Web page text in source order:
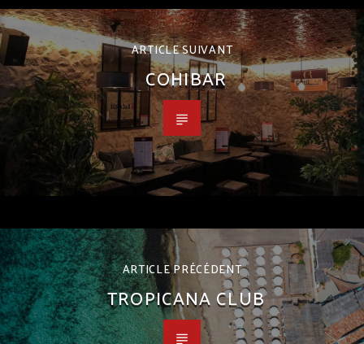
ARTICLE SUIVANT
COHIBAR
ARTICLE PRÉCÉDENT
TROPICANA CLUB